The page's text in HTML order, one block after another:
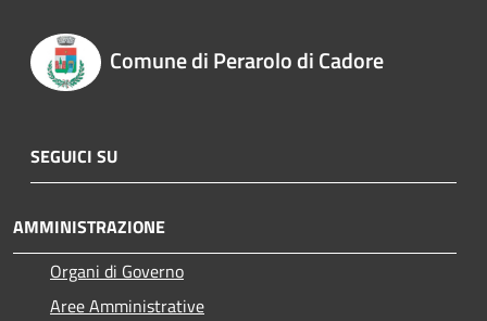
Comune di Perarolo di Cadore
SEGUICI SU
AMMINISTRAZIONE
Organi di Governo
Aree Amministrative